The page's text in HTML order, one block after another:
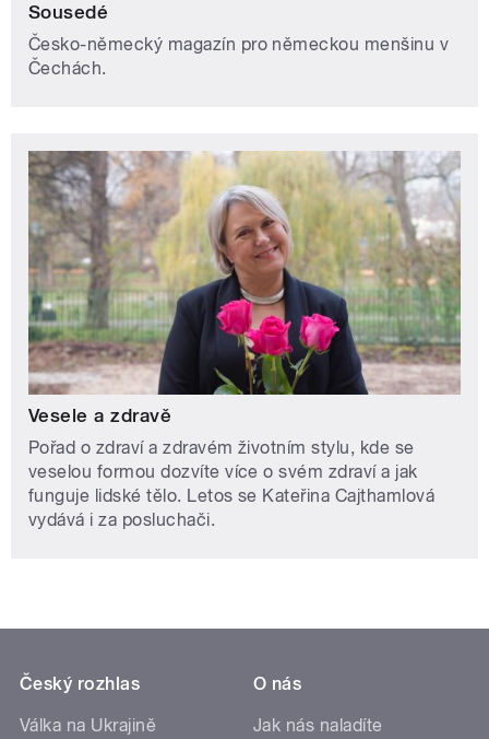
Sousedé
Česko-německý magazín pro německou menšinu v
Čechách.
Vesele a zdravě
Pořad o zdraví a zdravém životním stylu, kde se
veselou formou dozvíte více o svém zdraví a jak
funguje lidské tělo. Letos se Kateřina Cajthamlová
vydává i za posluchači.
Český rozhlas
Válka na Ukrajině
O nás
Jak nás naladíte